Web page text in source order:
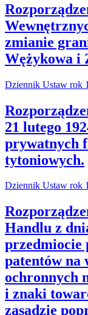
zmianie
Wężykowa i
Dziennik Ustaw rok
21 lutego
prywatnych
tytoniowych.
Dziennik Ustaw rok
Handlu z
przedmiocie
patentów na
ochronnych
i znaki
zasadzie